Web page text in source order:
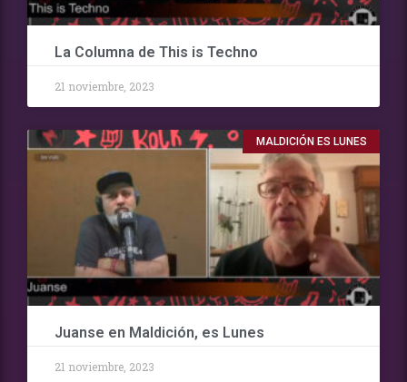
La Columna de This is Techno
21 noviembre, 2023
MALDICIÓN ES LUNES
Juanse en Maldición, es Lunes
21 noviembre, 2023